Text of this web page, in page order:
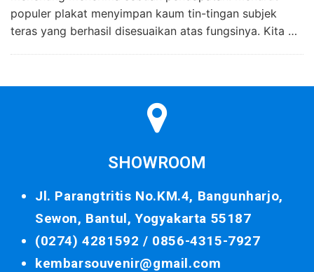
populer plakat menyimpan kaum tin-tingan subjek
teras yang berhasil disesuaikan atas fungsinya. Kita …
SHOWROOM
Jl. Parangtritis No.KM.4, Bangunharjo,
Sewon, Bantul, Yogyakarta 55187
(0274) 4281592 / 0856-4315-7927
kembarsouvenir@gmail.com